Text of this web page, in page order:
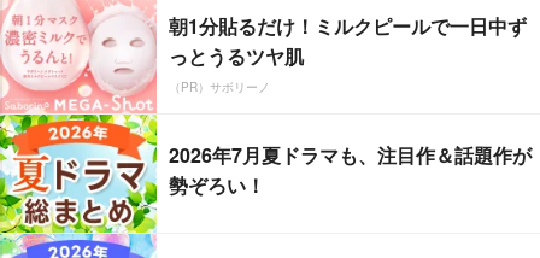
朝1分貼るだけ！ミルクピールで一日中ず
っとうるツヤ肌
（PR）サボリーノ
2026年7月夏ドラマも、注目作＆話題作が
勢ぞろい！